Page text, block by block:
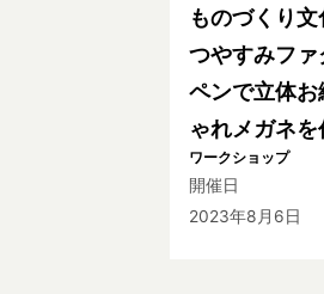
ものづくり
つやすみフ
ペンで立体お
ゃれメガネを
ワークショップ
開催日
2023年8月6日